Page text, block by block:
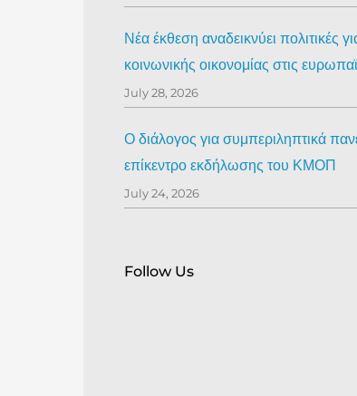
Νέα έκθεση αναδεικνύει πολιτικές
κοινωνικής οικονομίας στις
July 28, 2026
Ο διάλογος για συμπεριληπτικά
επίκεντρο εκδήλωσης του ΚΜΟΠ
July 24, 2026
Follow Us